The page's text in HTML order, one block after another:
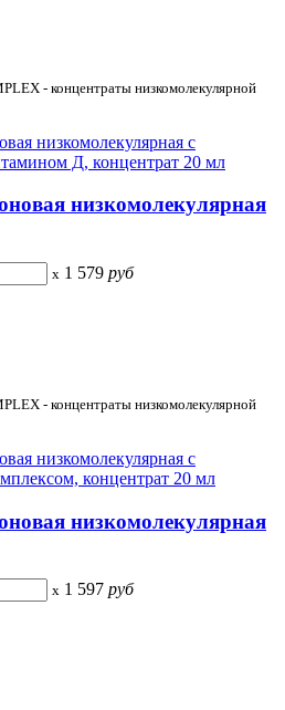
- концентраты низкомолекулярной
низкомолекулярная
x 1 579 руб
- концентраты низкомолекулярной
низкомолекулярная
x 1 597 руб